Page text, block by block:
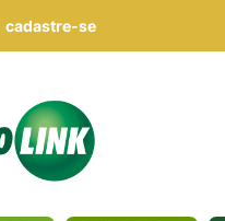
cadastre-se